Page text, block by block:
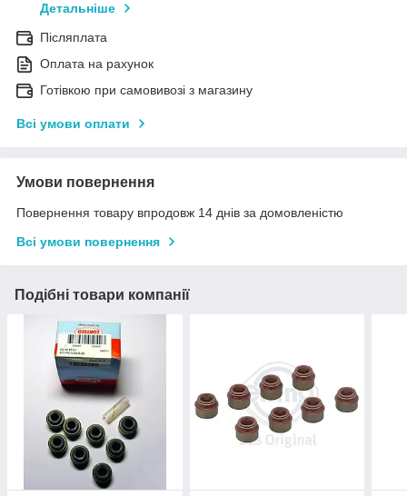
Детальніше
Післяплата
Оплата на рахунок
Готівкою при самовивозі з магазину
Всі умови оплати
Умови повернення
Повернення товару впродовж 14 днів за домовленістю
Всі умови повернення
Подібні товари компанії